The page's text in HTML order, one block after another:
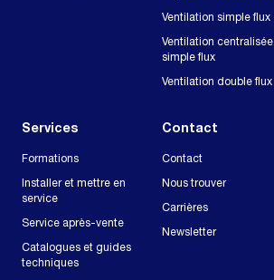
Ventilation simple flux
Ventilation centralisée
simple flux
Ventilation double flux
Services
Formations
Installer et mettre en
service
Service après-vente
Catalogues et guides
techniques
Contact
Contact
Nous trouver
Carrières
Newsletter